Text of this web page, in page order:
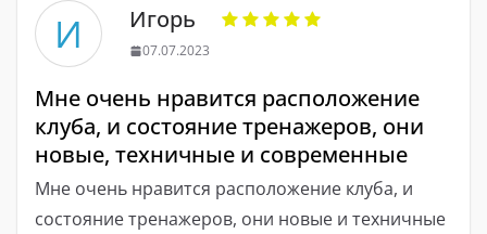
И Игорь
07.07.2023
Мне очень нравится расположение
клуба, и состояние тренажеров, они
новые, техничные и современные
Мне очень нравится расположение клуба, и
состояние тренажеров, они новые и техничные